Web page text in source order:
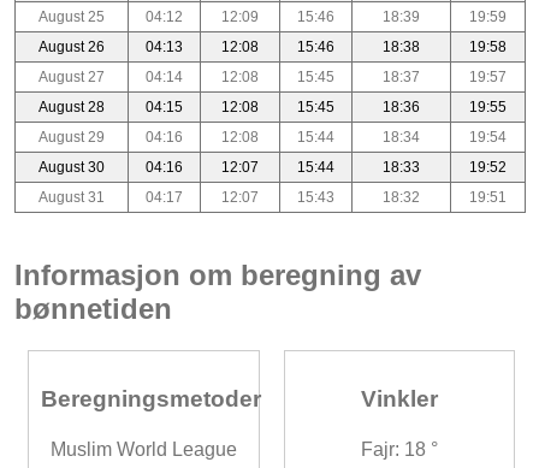
August 25
04:12 12:09 15:46 18:39
19:59
August 26
04:13 12:08 15:46 18:38
19:58
August 27
04:14 12:08 15:45 18:37
19:57
August 28
04:15 12:08 15:45 18:36
19:55
August 29
04:16 12:08 15:44 18:34
19:54
August 30
04:16 12:07 15:44 18:33
19:52
August 31
04:17 12:07 15:43 18:32 19:51
Informasjon om beregning av
bønnetiden
Beregningsmetoder
Muslim World League
Vinkler
Fajr: 18 °